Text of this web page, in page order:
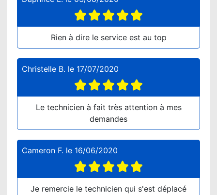
Rien à dire le service est au top
Christelle B. le 17/07/2020
Le technicien à fait très attention à mes
demandes
Cameron F. le 16/06/2020
Je remercie le technicien qui s'est déplacé